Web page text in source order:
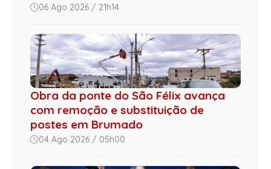
06 Ago 2026 / 21h14
Obra da ponte do São Félix avança
com remoção e substituição de
postes em Brumado
04 Ago 2026 / 05h00